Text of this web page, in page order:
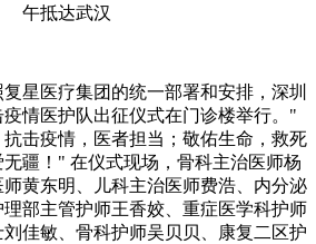
午抵达武汉
医疗集团的统一部署和安排，深圳
情医护队出征仪式在门诊楼举行。"
击疫情，医者担当；敬佑生命，救死
疆！" 在仪式现场，骨科主治医师杨
黄东明、儿科主治医师费浩、内分泌
部主管护师王香姣、重症医学科护师
佳敏、骨科护师吴贝贝、康复二区护